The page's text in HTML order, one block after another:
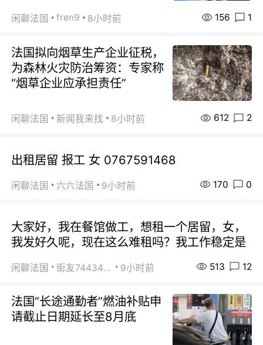
闲聊法国 fren9 8小时前 156 1
法国拟向烟草生产企业征税，
为森林火灾防治筹资：专家称
“烟草企业应承担责任”
闲聊法国 新闻我来找 8小时前 612 2
出租居留 报工 女 0767591468
闲聊法国 六六法国 9小时前 170 0
大家好，我在餐馆做工，想租一个居留，女，
我发好久呢，现在这么难租吗？我工作稳定是
闲聊法国 街友74434350 9小时前 513 12
法国“长途通勤者”燃油补贴申
请截止日期延长至8月底